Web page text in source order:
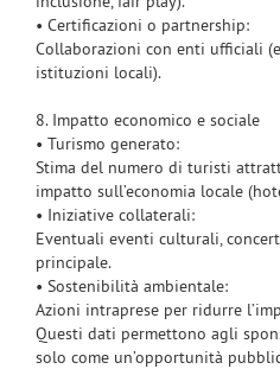
• Certificazioni o partnership:
Collaborazioni con enti ufficiali
istituzioni locali).
8. Impatto economico e sociale
• Turismo generato:
Stima del numero di turisti
impatto sull’economia locale
• Iniziative collaterali:
Eventuali eventi culturali,
principale.
• Sostenibilità ambientale:
Azioni intraprese per ridurre
Questi dati permettono agli
solo come un’opportunità